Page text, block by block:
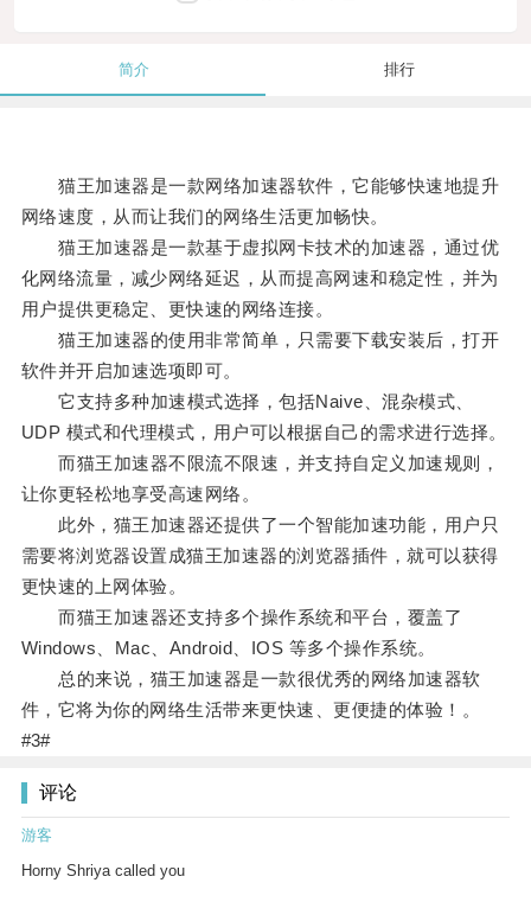
简介 排行
猫王加速器是一款网络加速器软件，它能够快速地提升
网络速度，从而让我们的网络生活更加畅快。
猫王加速器是一款基于虚拟网卡技术的加速器，通过优
化网络流量，减少网络延迟，从而提高网速和稳定性，并为
用户提供更稳定、更快速的网络连接。
猫王加速器的使用非常简单，只需要下载安装后，打开
软件并开启加速选项即可。
它支持多种加速模式选择，包括Naive、混杂模式、
UDP 模式和代理模式，用户可以根据自己的需求进行选择。
而猫王加速器不限流不限速，并支持自定义加速规则，
让你更轻松地享受高速网络。
此外，猫王加速器还提供了一个智能加速功能，用户只
需要将浏览器设置成猫王加速器的浏览器插件，就可以获得
更快速的上网体验。
而猫王加速器还支持多个操作系统和平台，覆盖了
Windows、Mac、Android、IOS 等多个操作系统。
总的来说，猫王加速器是一款很优秀的网络加速器软
件，它将为你的网络生活带来更快速、更便捷的体验！。
#3#
评论
游客
Horny Shriya called you